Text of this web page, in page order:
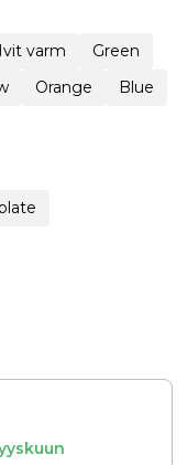
varm
Green
Orange
Blue